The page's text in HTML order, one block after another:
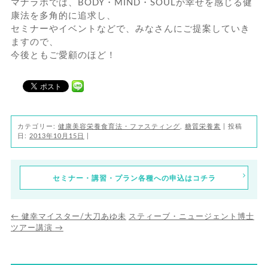
マナラボでは、BODY・MIND・SOULが幸せを感じる健
康法を多角的に追求し、
セミナーやイベントなどで、みなさんにご提案していき
ますので、
今後ともご愛顧のほど！
カテゴリー: 健康美容栄養食育法・ファスティング 糖質栄養素 | 投稿
日: 2013年10月15日
セミナー・講習・プラン各種への申込はコチラ
← 健幸マイスター/大刀あゆ未 スティーブ・ニュージェント博士
ツアー講演 →